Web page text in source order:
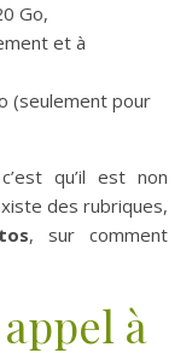
Go,
et à
(seulement pour
qu’il est non
des rubriques,
, sur comment
à